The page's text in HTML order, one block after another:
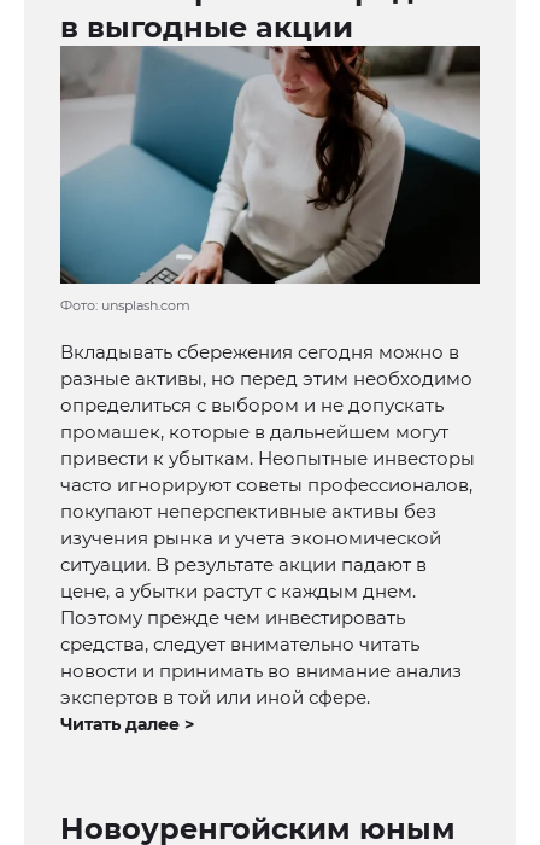
в выгодные акции
Фото: unsplash.com
Вкладывать сбережения сегодня можно в
разные активы, но перед этим необходимо
определиться с выбором и не допускать
промашек, которые в дальнейшем могут
привести к убыткам. Неопытные инвесторы
часто игнорируют советы профессионалов,
покупают неперспективные активы без
изучения рынка и учета экономической
ситуации. В результате акции падают в
цене, а убытки растут с каждым днем.
Поэтому прежде чем инвестировать
средства, следует внимательно читать
новости и принимать во внимание анализ
экспертов в той или иной сфере.
Читать далее >
Новоуренгойским юным